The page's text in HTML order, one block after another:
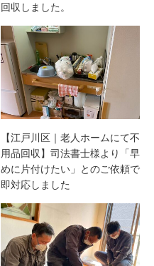
回収しました。
【江戸川区｜老人ホームにて不
用品回収】司法書士様より「早
めに片付けたい」とのご依頼で
即対応しました